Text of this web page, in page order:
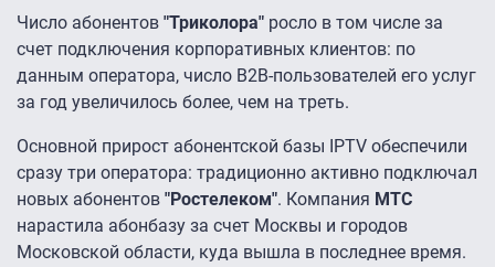
Число абонентов "Триколора" росло в том числе за
счет подключения корпоративных клиентов: по
данным оператора, число В2В-пользователей его услуг
за год увеличилось более, чем на треть.
Основной прирост абонентской базы IPTV обеспечили
сразу три оператора: традиционно активно подключал
новых абонентов "Ростелеком". Компания МТС
нарастила абонбазу за счет Москвы и городов
Московской области, куда вышла в последнее время.